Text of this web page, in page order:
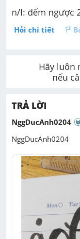
n/l: đếm ngược
Hỏi chi tiết
Hãy luôn
nếu
TRẢ LỜI
NggDucAnh0204
NggDucAnh0204